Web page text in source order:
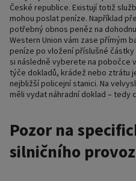
České republice. Existují totiž
mohou poslat peníze. Například
potřebný obnos peněz na
Western Union vám zase přímým
peníze po vložení příslušné
si následně vyberete na pobočce
týče dokladů, krádež nebo ztrátu
nejbližší policejní stanici. Na
měli vydat náhradní doklad – tedy
Pozor na
silničního